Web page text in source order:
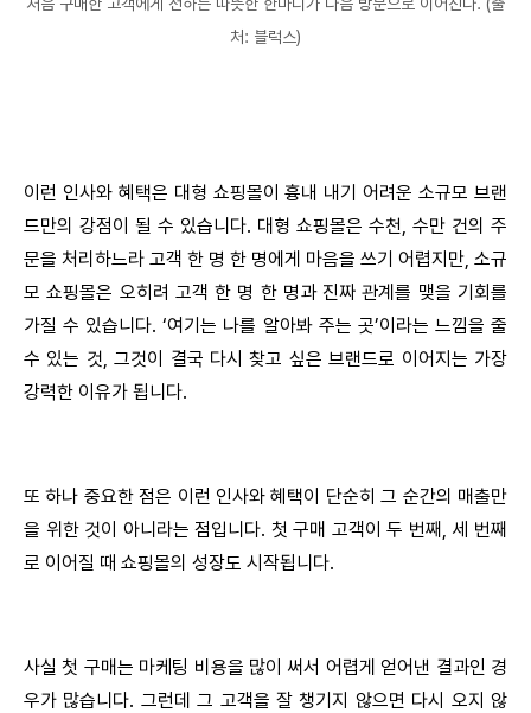
처: 블럭스)
이런 인사와 혜택은 대형 쇼핑몰이 흉내 내기 어려운 소규모 브랜
드만의 강점이 될 수 있습니다. 대형 쇼핑몰은 수천, 수만 건의 주
문을 처리하느라 고객 한 명 한 명에게 마음을 쓰기 어렵지만, 소규
모 쇼핑몰은 오히려 고객 한 명 한 명과 진짜 관계를 맺을 기회를
가질 수 있습니다. ‘여기는 나를 알아봐 주는 곳’이라는 느낌을 줄
수 있는 것, 그것이 결국 다시 찾고 싶은 브랜드로 이어지는 가장
강력한 이유가 됩니다.
또 하나 중요한 점은 이런 인사와 혜택이 단순히 그 순간의 매출만
을 위한 것이 아니라는 점입니다. 첫 구매 고객이 두 번째, 세 번째
로 이어질 때 쇼핑몰의 성장도 시작됩니다.
사실 첫 구매는 마케팅 비용을 많이 써서 어렵게 얻어낸 결과인 경
우가 많습니다. 그런데 그 고객을 잘 챙기지 않으면 다시 오지 않